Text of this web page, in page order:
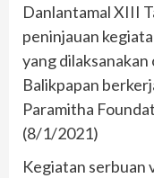
Danlantamal XIII
peninjauan
yang
Balikpapan
Paramitha
(8/1/2021)
Kegiatan serbuan